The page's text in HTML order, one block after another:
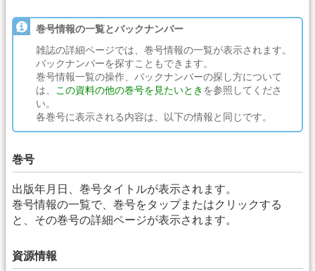
巻号情報の一覧とバックナンバー
雑誌の詳細ページでは、巻号情報の一覧が表示されます。
バックナンバーを探すこともできます。
巻号情報一覧の操作、バックナンバーの探し方について
は、
この資料の他の巻号を見たいとき を参照してくださ
い。
各巻号に表示される内容は、以下の情報と同じです。
巻号
出版年月日、巻号タイトルが表示されます。
巻号情報の一覧で、巻号をタップまたはクリックする
と、その巻号の詳細ページが表示されます。
資源情報